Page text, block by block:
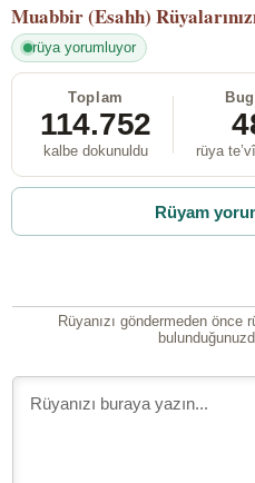
Muabbir (Esahh)
rüya yorumluyor
Toplam
114.752
kalbe dokunuldu rüya
Rüyam
Rüyanızı göndermeden önce